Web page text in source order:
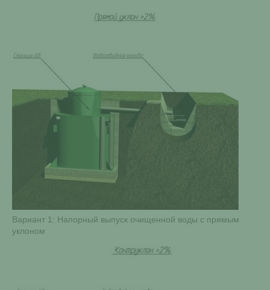
Вариант 1: Напорный выпуск очищенной воды с прямым
уклоном